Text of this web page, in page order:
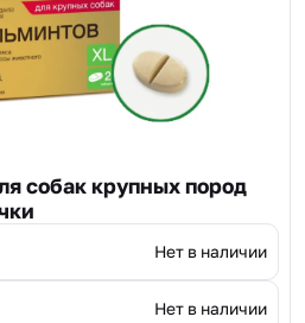
собак крупных пород
Нет в наличии
Нет в наличии